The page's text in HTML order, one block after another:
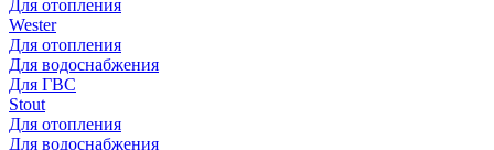
Для отопления
Wester
Для отопления
Для водоснабжения
Для ГВС
Stout
Для отопления
Для водоснабжения